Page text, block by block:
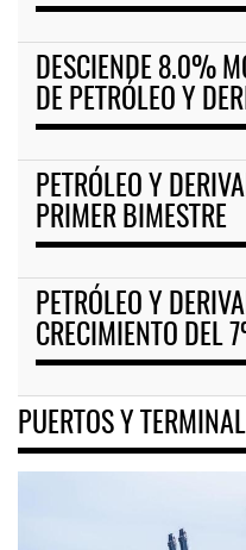
DESCIENDE 8.0%
DE PETRÓLEO Y
PETRÓLEO Y
PRIMER BIMESTRE
PETRÓLEO Y
CRECIMIENTO DEL
PUERTOS Y